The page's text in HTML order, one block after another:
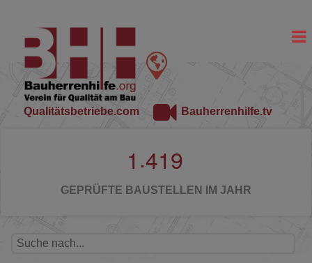
Qualitätsbetriebe.com Bauherrenhilfe.tv
1 .419
GEPRÜFTE BAUSTELLEN IM JAHR